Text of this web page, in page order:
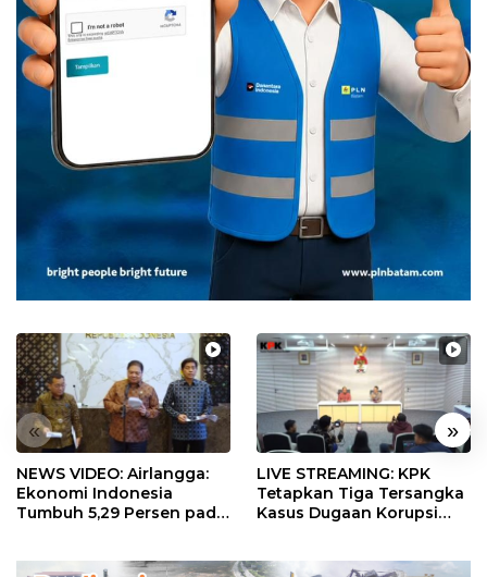
« »
NEWS VIDEO: Airlangga:
Ekonomi Indonesia
Tumbuh 5,29 Persen pada
LIVE STREAMING: KPK
Tetapkan Tiga Tersangka
Kasus Dugaan Korupsi